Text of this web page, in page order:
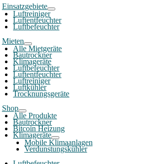
Einsatzgebiete
Luftreiniger
Luftentfeuchter
Luftbefeuchter
Mieten
Alle Mietgeräte
Bautrockner
Klimageräte
Luftbefeuchter
Luftentfeuchter
Luftreiniger
Luftkühler
Trocknungsgeräte
Shop
Alle Produkte
Bautrockner
Bitcoin Heizung
Klimageräte
Mobile Klimaanlagen
Verdunstungskühler